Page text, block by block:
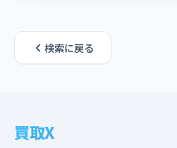
検索に戻る
買取X